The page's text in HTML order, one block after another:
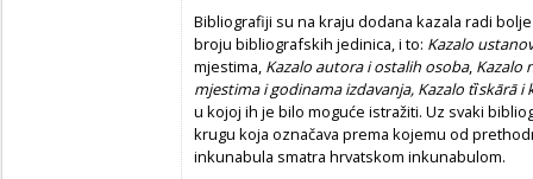
Bibliografiji su na kraju dodana kazala radi
broju bibliografskih jedinica, i to: Kazalo
mjestima, Kazalo autora i ostalih osoba, Kazalo
mjestima i godinama izdavanja, Kazalo tȉskārā i
u kojoj ih je bilo moguće istražiti. Uz svaki
krugu koja označava prema kojemu od
inkunabula smatra hrvatskom inkunabulom.